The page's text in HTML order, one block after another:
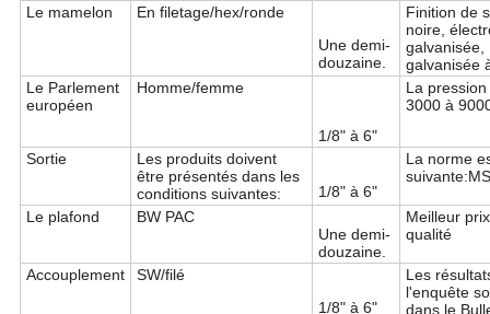
Le mamelon
En filetage/hex/ronde
Une demi-
douzaine.
Finition de
noire,
galvanisée,
galvanisée
Le Parlement
européen
Homme/femme
1/8" à 6"
La
3000 à
Sortie
Les produits doivent
être présentés dans les
conditions suivantes:
1/8" à 6"
La norme
Le plafond
BW PAC
Une demi-
douzaine.
Meilleur
qualité
Accouplement
SW/filé
1/8" à 6"
Les
l'enquête
dans le